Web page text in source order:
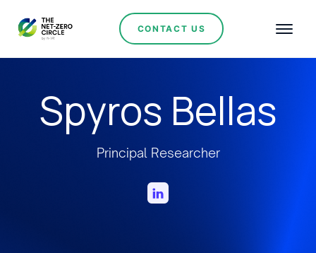
CONTACT US
Spyros Bellas
Principal Researcher